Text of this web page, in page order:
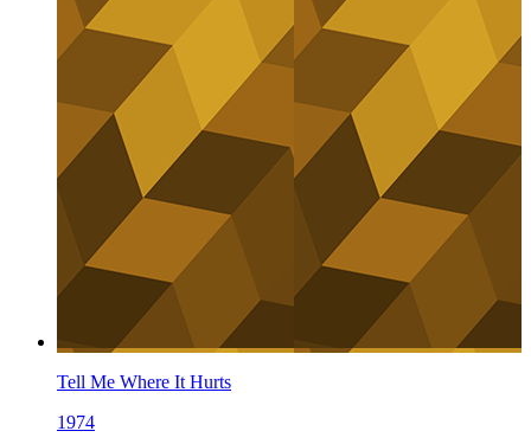
Tell Me Where It Hurts
1974